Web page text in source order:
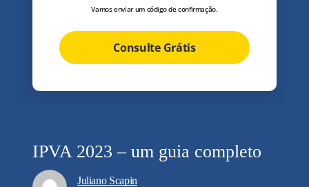
Vamos enviar um código de confirmação.
Consulte Grátis
IPVA 2023 – um guia completo
Juliano Scapin